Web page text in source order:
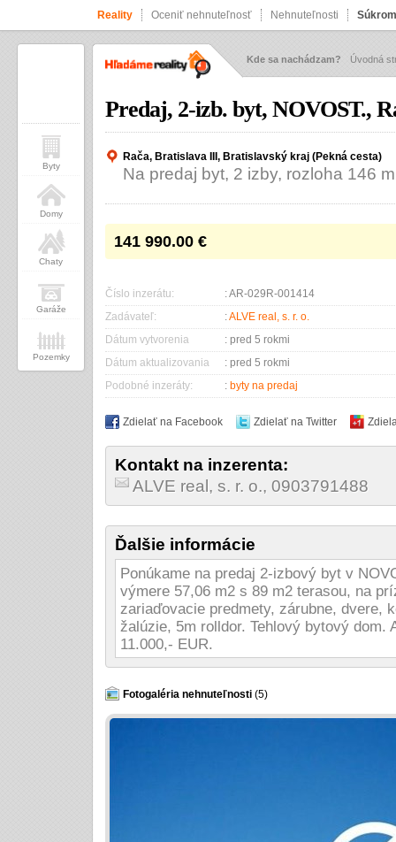
Reality Oceniť nehnuteľnosť Nehnuteľnosti
Kde sa nachádzam? Úvodná
Predaj, 2-izb. byt, NOVOST.,
Rača, Bratislava III, Bratislavský kraj (Pekná cesta)
Na predaj byt, 2 izby, rozloha 146
141 990.00 €
Číslo inzerátu:
: AR-029R-001414
Zadávateľ:
:ALVE real, s. r. o.
Dátum vytvorenia
: pred 5 rokmi
Dátum aktualizovania
: pred 5 rokmi
Podobné inzeráty:
: byty na predaj
Zdielať na Facebook Zdielať na Twitter
Kontakt na inzerenta:
ALVE real, s. r. o., 0903791488
Ďalšie informácie
Ponúkame na predaj 2-izbový byt v
výmere 57,06 m2 s 89 m2 terasou, na
zariaďovacie predmety, zárubne, dvere,
žalúzie, 5m rolldor. Tehlový bytový dom.
11.000,- EUR.
Fotogaléria nehnuteľnosti (5)
Byty
Domy
Chaty
Garáže
Pozemky